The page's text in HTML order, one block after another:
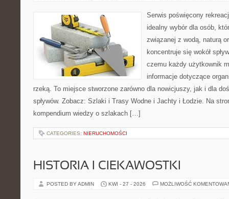
Serwis poświęcony
idealny wybór dla osób,
związanej z wodą, naturą
koncentruje się wokół
czemu każdy użytkownik
informacje dotyczące
rzeką. To miejsce stworzone zarówno dla nowicjuszy, jak i dla
spływów. Zobacz: Szlaki i Trasy Wodne i Jachty i Łodzie. Na
kompendium wiedzy o szlakach […]
CATEGORIES: NIERUCHOMOŚCI
HISTORIA I CIEKAWOSTKI
POSTED BY ADMIN KWI - 27 - 2026 MOŻLIWOŚĆ